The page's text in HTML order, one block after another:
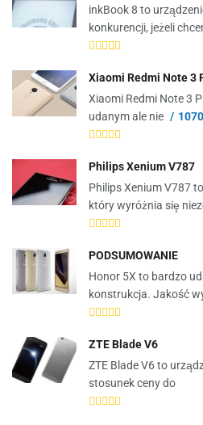
inkBook 8 to
konkurencji, jeżeli
Xiaomi Redmi Note 3
Xiaomi Redmi Note 3
udanym ale nie
Philips Xenium V787
Philips Xenium V787
który wyróżnia się
PODSUMOWANIE
Honor 5X to bardzo
konstrukcja. Jakość
ZTE Blade V6
ZTE Blade V6 to
stosunek ceny do